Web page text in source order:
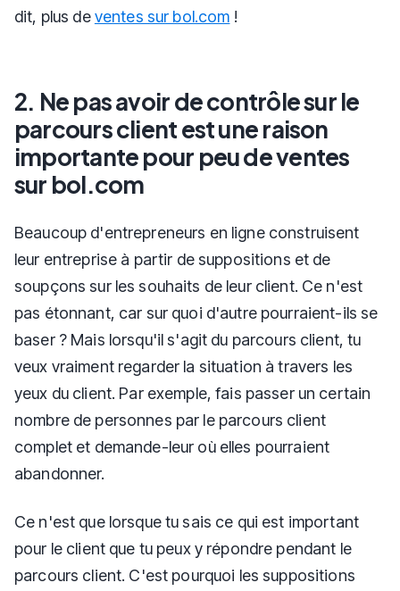
dit, plus deventes sur bol.com !
2. Ne pas avoir de contrôle sur le
parcours client est une raison
importante pour peu de ventes
sur bol.com
Beaucoup d'entrepreneurs en ligne construisent
leur entreprise à partir de suppositions et de
soupçons sur les souhaits de leur client. Ce n'est
pas étonnant, car sur quoi d'autre pourraient-ils se
baser ? Mais lorsqu'il s'agit du parcours client, tu
veux vraiment regarder la situation à travers les
yeux du client. Par exemple, fais passer un certain
nombre de personnes par le parcours client
complet et demande-leur où elles pourraient
abandonner.
Ce n'est que lorsque tu sais ce qui est important
pour le client que tu peux y répondre pendant le
parcours client. C'est pourquoi les suppositions